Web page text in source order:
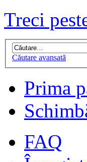
Treci
Căutare avansată
Prima
FAQ